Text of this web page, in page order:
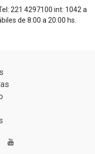
221 4297100 int: 1042 a
de 8:00 a 20:00 hs.
